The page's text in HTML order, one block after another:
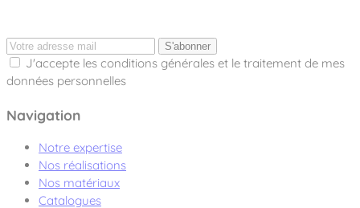
S'abonner
J'accepte les conditions générales et le traitement de mes
données personnelles
Navigation
Notre expertise
Nos réalisations
Nos matériaux
Catalogues